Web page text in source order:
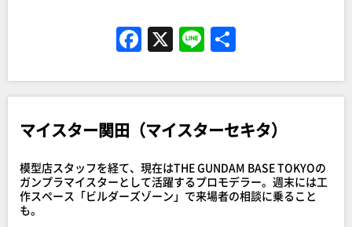
F
a
c
e
b
o
o
X Li
n
e
マイスター関田（マイスターセキタ）
模型店スタッフを経て、現在はTHE GUNDAM BASE TOKYOの
ガンプラマイスターとして活躍するプロモデラー。週末には工
作スペース「ビルダーズゾーン」で来場者の相談に乗ること
も。